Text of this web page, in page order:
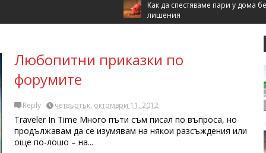
Как да спестяваме пари у дома без големи
Любопитни приказки по
форумите
Reply четвъртък, октомври 11, 2012
Traveler In Time Много пъти съм писал по въпроса, но
продължавам да се изумявам на някои разсъждения или
още по-лошо – на...